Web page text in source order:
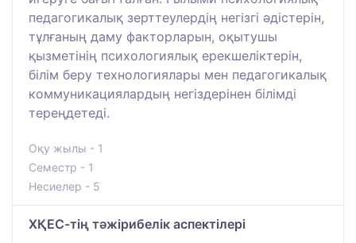
педагогикалық зерттеулердің негізгі әдістерін,
тұлғаның даму факторларын, оқытушы
қызметінің психологиялық ерекшеліктерін,
білім беру технологиялары мен педагогикалық
коммуникациялардың негіздерінен білімді
тереңдетеді.
Оқу жылы - 1
Семестр - 1
Несиелер - 5
ХҚЕС-тің тәжірибелік аспектілері